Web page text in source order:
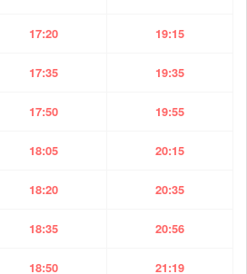
17:20 19:15
17:35 19:35
17:50 19:55
18:05 20:15
18:20 20:35
18:35 20:56
18:50 21:19